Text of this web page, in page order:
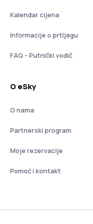
Kalendar cijena
Informacije o prtljagu
FAQ - Putnički vodič
O eSky
O nama
Partnerski program
Moje rezervacije
Pomoć i kontakt